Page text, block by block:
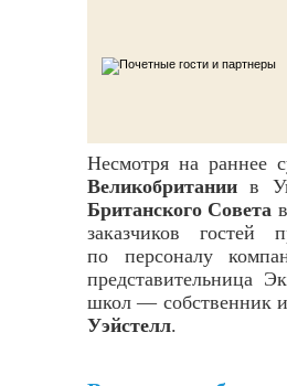
Несмотря на раннее
Великобританиив
Британского Совета
заказчиков гостей
по персоналу
представительница
школ — собственник
Уэйстелл.